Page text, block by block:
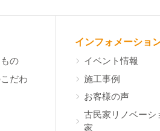
の
だわ
インフォメーショ
イベント情報
施工事例
お客様の声
古民家リノベーシ
家